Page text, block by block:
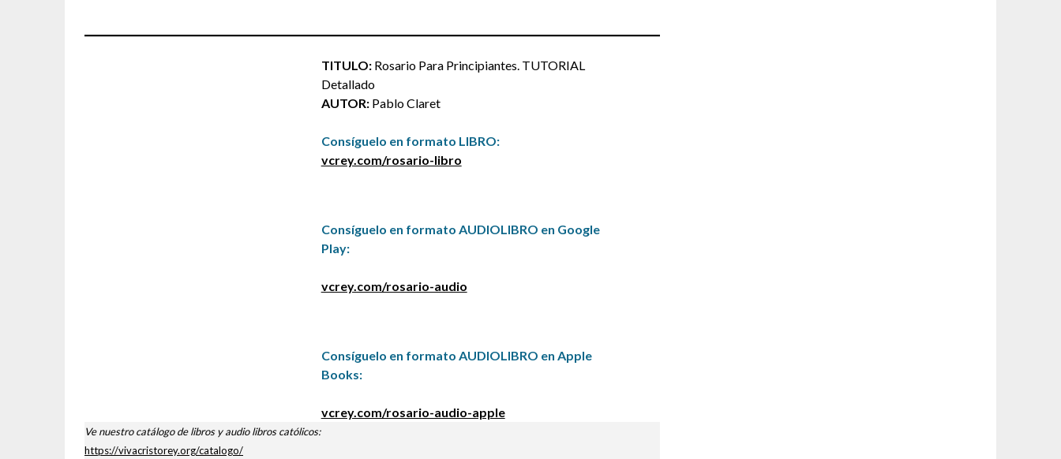
TITULO:Rosario Para Principiantes. TUTORIAL
Detallado
AUTOR:Pablo Claret
Consíguelo en formato LIBRO:
vcrey.com/rosario-libro
Consíguelo en formato AUDIOLIBRO en Google
Play:
vcrey.com/rosario-audio
Consíguelo en formato AUDIOLIBRO en Apple
Books:
vcrey.com/rosario-audio-apple
Ve nuestro catálogo de libros y audio libros católicos:
https://vivacristorey.org/catalogo/